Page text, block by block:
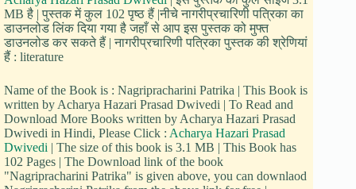
MB है | पुस्तक में कुल 102 पृष्ठ हैं |नीचे नागरीप्रचारिणी पत्रिका का
डाउनलोड लिंक दिया गया है जहाँ से आप इस पुस्तक को मुफ्त
डाउनलोड कर सकते हैं | नागरीप्रचारिणी पत्रिका पुस्तक की श्रेणियां
हैं : literature
Name of the Book is : Nagripracharini Patrika | This Book is
written by Acharya Hazari Prasad Dwivedi | To Read and
Download More Books written by Acharya Hazari Prasad
Dwivedi in Hindi, Please Click : Acharya Hazari Prasad
Dwivedi | The size of this book is 3.1 MB | This Book has
102 Pages | The Download link of the book
"Nagripracharini Patrika" is given above, you can downlaod